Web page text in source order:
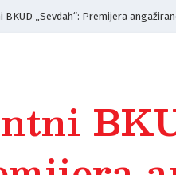
BKUD „Sevdah“: Premijera